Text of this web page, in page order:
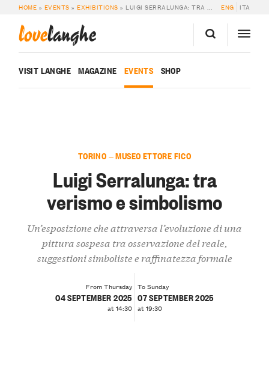
HOME » EVENTS »EXHIBITIONS » LUIGI SERRALUNGA: TRA VERISMO E SIMBOLISMO ENG ITA
lovelanghe
VISIT LANGHE MAGAZINE EVENTS SHOP
TORINO — MUSEO ETTORE FICO
Luigi Serralunga: tra
verismo e simbolismo
Un’esposizione che attraversa l’evoluzione di una
pittura sospesa tra osservazione del reale,
suggestioni simboliste e raffinatezza formale
From Thursday
04 SEPTEMBER 2025
at 14:30
To Sunday
07 SEPTEMBER 2025
at 19:30